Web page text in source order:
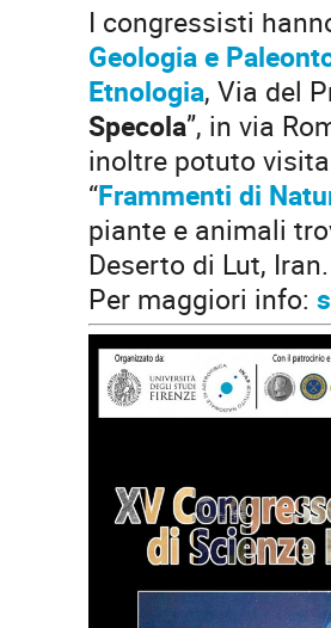
I congressisti
Geologia e
Etnologia, Via del
Specola”, in via
inoltre potuto
“Frammenti di
piante e animali
Deserto di Lut, Iran.
Per maggiori info: